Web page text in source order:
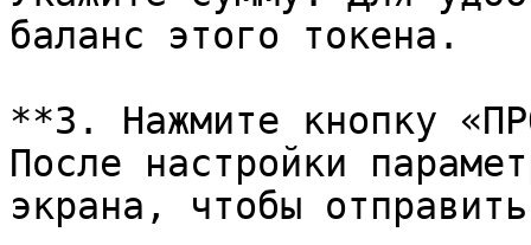
баланс этого токена.
**3. Нажмите кнопку
После настройки
экрана, чтобы